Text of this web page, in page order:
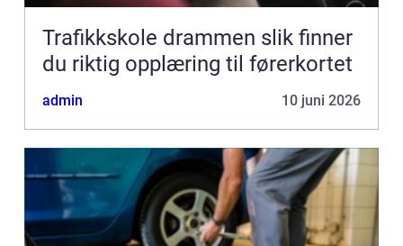
Trafikkskole drammen slik finner
du riktig opplæring til førerkortet
admin 10 juni 2026